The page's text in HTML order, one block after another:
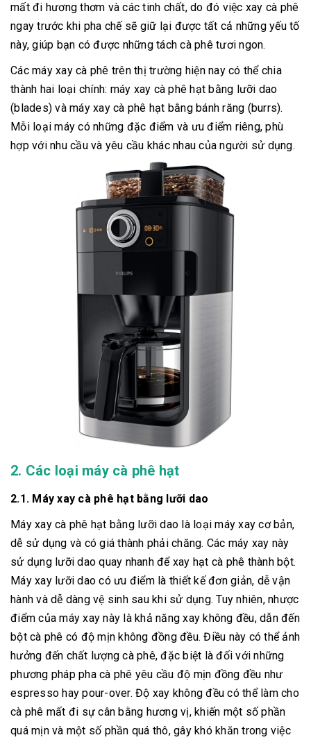
mất đi hương thơm và các tinh chất, do đó việc xay cà phê
ngay trước khi pha chế sẽ giữ lại được tất cả những yếu tố
này, giúp bạn có được những tách cà phê tươi ngon.
Các máy xay cà phê trên thị trường hiện nay có thể chia
thành hai loại chính: máy xay cà phê hạt bằng lưỡi dao
(blades) và máy xay cà phê hạt bằng bánh răng (burrs).
Mỗi loại máy có những đặc điểm và ưu điểm riêng, phù
hợp với nhu cầu và yêu cầu khác nhau của người sử dụng.
2. Các loại máy cà phê hạt
2.1. Máy xay cà phê hạt bằng lưỡi dao
Máy xay cà phê hạt bằng lưỡi dao là loại máy xay cơ bản,
dễ sử dụng và có giá thành phải chăng. Các máy xay này
sử dụng lưỡi dao quay nhanh để xay hạt cà phê thành bột.
Máy xay lưỡi dao có ưu điểm là thiết kế đơn giản, dễ vận
hành và dễ dàng vệ sinh sau khi sử dụng. Tuy nhiên, nhược
điểm của máy xay này là khả năng xay không đều, dẫn đến
bột cà phê có độ mịn không đồng đều. Điều này có thể ảnh
hưởng đến chất lượng cà phê, đặc biệt là đối với những
phương pháp pha cà phê yêu cầu độ mịn đồng đều như
espresso hay pour-over. Độ xay không đều có thể làm cho
cà phê mất đi sự cân bằng hương vị, khiến một số phần
quá mịn và một số phần quá thô, gây khó khăn trong việc